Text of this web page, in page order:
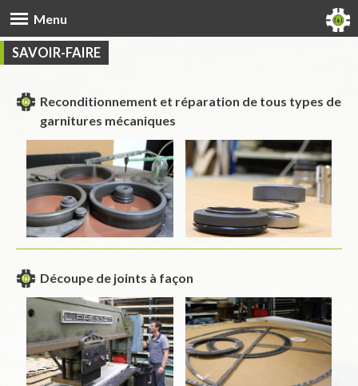
Menu
SAVOIR-FAIRE
Reconditionnement et réparation de tous types de
garnitures mécaniques
Découpe de joints à façon